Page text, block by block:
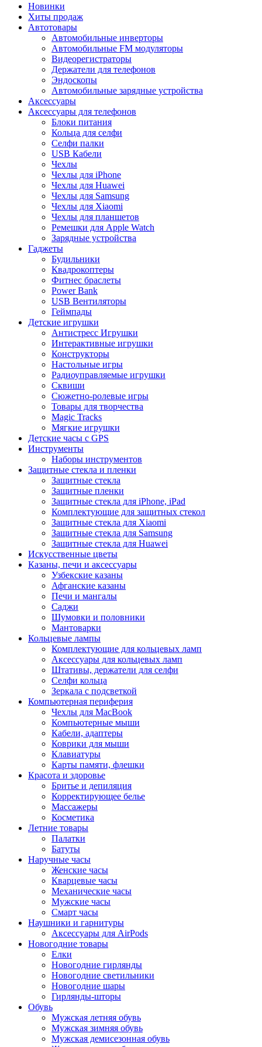
Новинки
Хиты продаж
Автотовары
Автомобильные инверторы
Автомобильные FM модуляторы
Видеорегистраторы
Держатели для телефонов
Эндоскопы
Автомобильные зарядные устройства
Аксессуары
Аксессуары для телефонов
Блоки питания
Кольца для селфи
Селфи палки
USB Кабели
Чехлы
Чехлы для iPhone
Чехлы для Huawei
Чехлы для Samsung
Чехлы для Xiaomi
Чехлы для планшетов
Ремешки для Apple Watch
Зарядные устройства
Гаджеты
Будильники
Квадрокоптеры
Фитнес браслеты
Power Bank
USB Вентиляторы
Геймпады
Детские игрушки
Антистресс Игрушки
Интерактивные игрушки
Конструкторы
Настольные игры
Радиоуправляемые игрушки
Сквиши
Сюжетно-ролевые игры
Товары для творчества
Magic Tracks
Мягкие игрушки
Детские часы с GPS
Инструменты
Наборы инструментов
Защитные стекла и пленки
Защитные стекла
Защитные пленки
Защитные стекла для iPhone, iPad
Комплектующие для защитных стекол
Защитные стекла для Xiaomi
Защитные стекла для Samsung
Защитные стекла для Huawei
Искусственные цветы
Казаны, печи и аксессуары
Узбекские казаны
Афганские казаны
Печи и мангалы
Саджи
Шумовки и половники
Мантоварки
Кольцевые лампы
Комплектующие для кольцевых ламп
Аксессуары для кольцевых ламп
Штативы, держатели для селфи
Селфи кольца
Зеркала с подсветкой
Компьютерная периферия
Чехлы для MacBook
Компьютерные мыши
Кабели, адаптеры
Коврики для мыши
Клавиатуры
Карты памяти, флешки
Красота и здоровье
Бритье и депиляция
Корректирующее белье
Массажеры
Косметика
Летние товары
Палатки
Батуты
Наручные часы
Женские часы
Кварцевые часы
Механические часы
Мужские часы
Смарт часы
Наушники и гарнитуры
Аксессуары для AirPods
Новогодние товары
Елки
Новогодние гирлянды
Новогодние светильники
Новогодние шары
Гирлянды-шторы
Обувь
Мужская летняя обувь
Мужская зимняя обувь
Мужская демисезонная обувь